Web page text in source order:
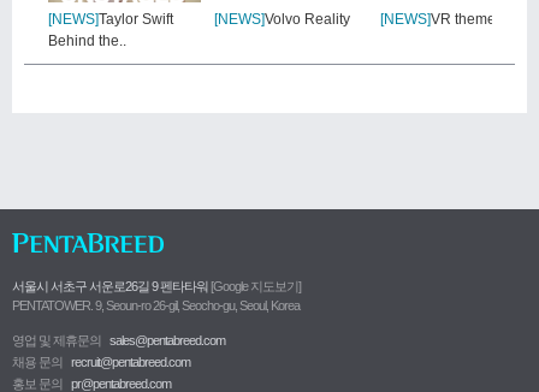
[NEWS]Taylor Swift
Behind the..
[NEWS]Volvo Reality [NEWS]VR theme park
서울시 서초구 서운로26길 9 펜타타워 [Google 지도보기]
PENTATOWER. 9, Seoun-ro 26-gil, Seocho-gu, Seoul, Korea
영업 및 제휴문의
sales@pentabreed.com
채용 문의
recruit@pentabreed.com
홍보 문의
pr@pentabreed.com